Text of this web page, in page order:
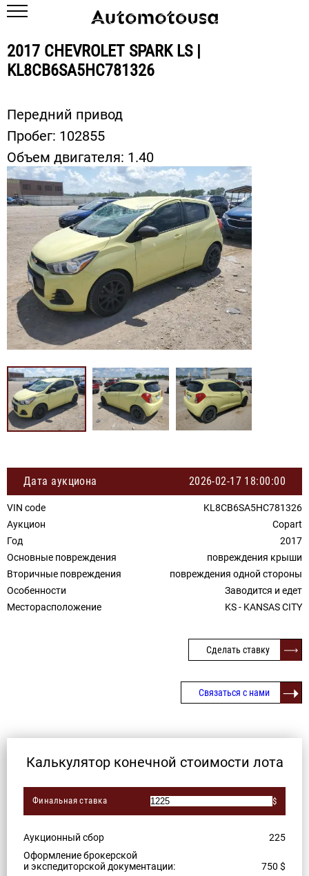
2017 CHEVROLET SPARK LS |
KL8CB6SA5HC781326
Передний привод
Пробег: 102855
Объем двигателя: 1.40
Дата аукциона 2026-02-17 18:00:00
VIN code
KL8CB6SA5HC781326
Аукцион
Copart
Год
2017
Основные повреждения
повреждения крыши
Вторичные повреждения
повреждения одной стороны
Особенности
Заводится и едет
Месторасположение
KS - KANSAS CITY
Сделать ставку
Связаться с нами
Калькулятор конечной стоимости лота
Финальная ставка $
Аукционный сбор
225
Оформление брокерской
и экспедиторской документации:
750 $